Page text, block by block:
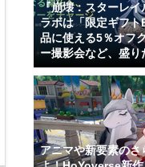
『崩壊：スターレイ
ラボは「限定ギフ
品に使える5％オフ
ー撮影会など、盛
アニマや新要素のさ